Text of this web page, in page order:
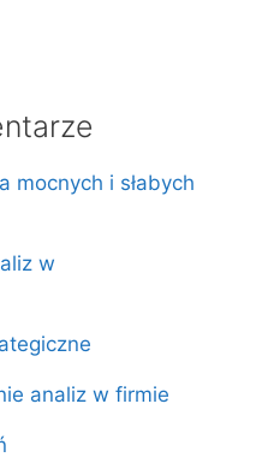
mocnych i słabych
w
analiz w firmie